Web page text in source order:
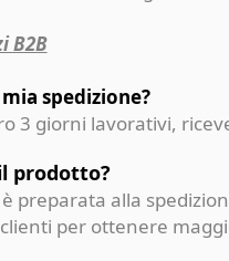
B2B
spedizione?
3 giorni lavorativi,
prodotto?
preparata alla
per ottenere